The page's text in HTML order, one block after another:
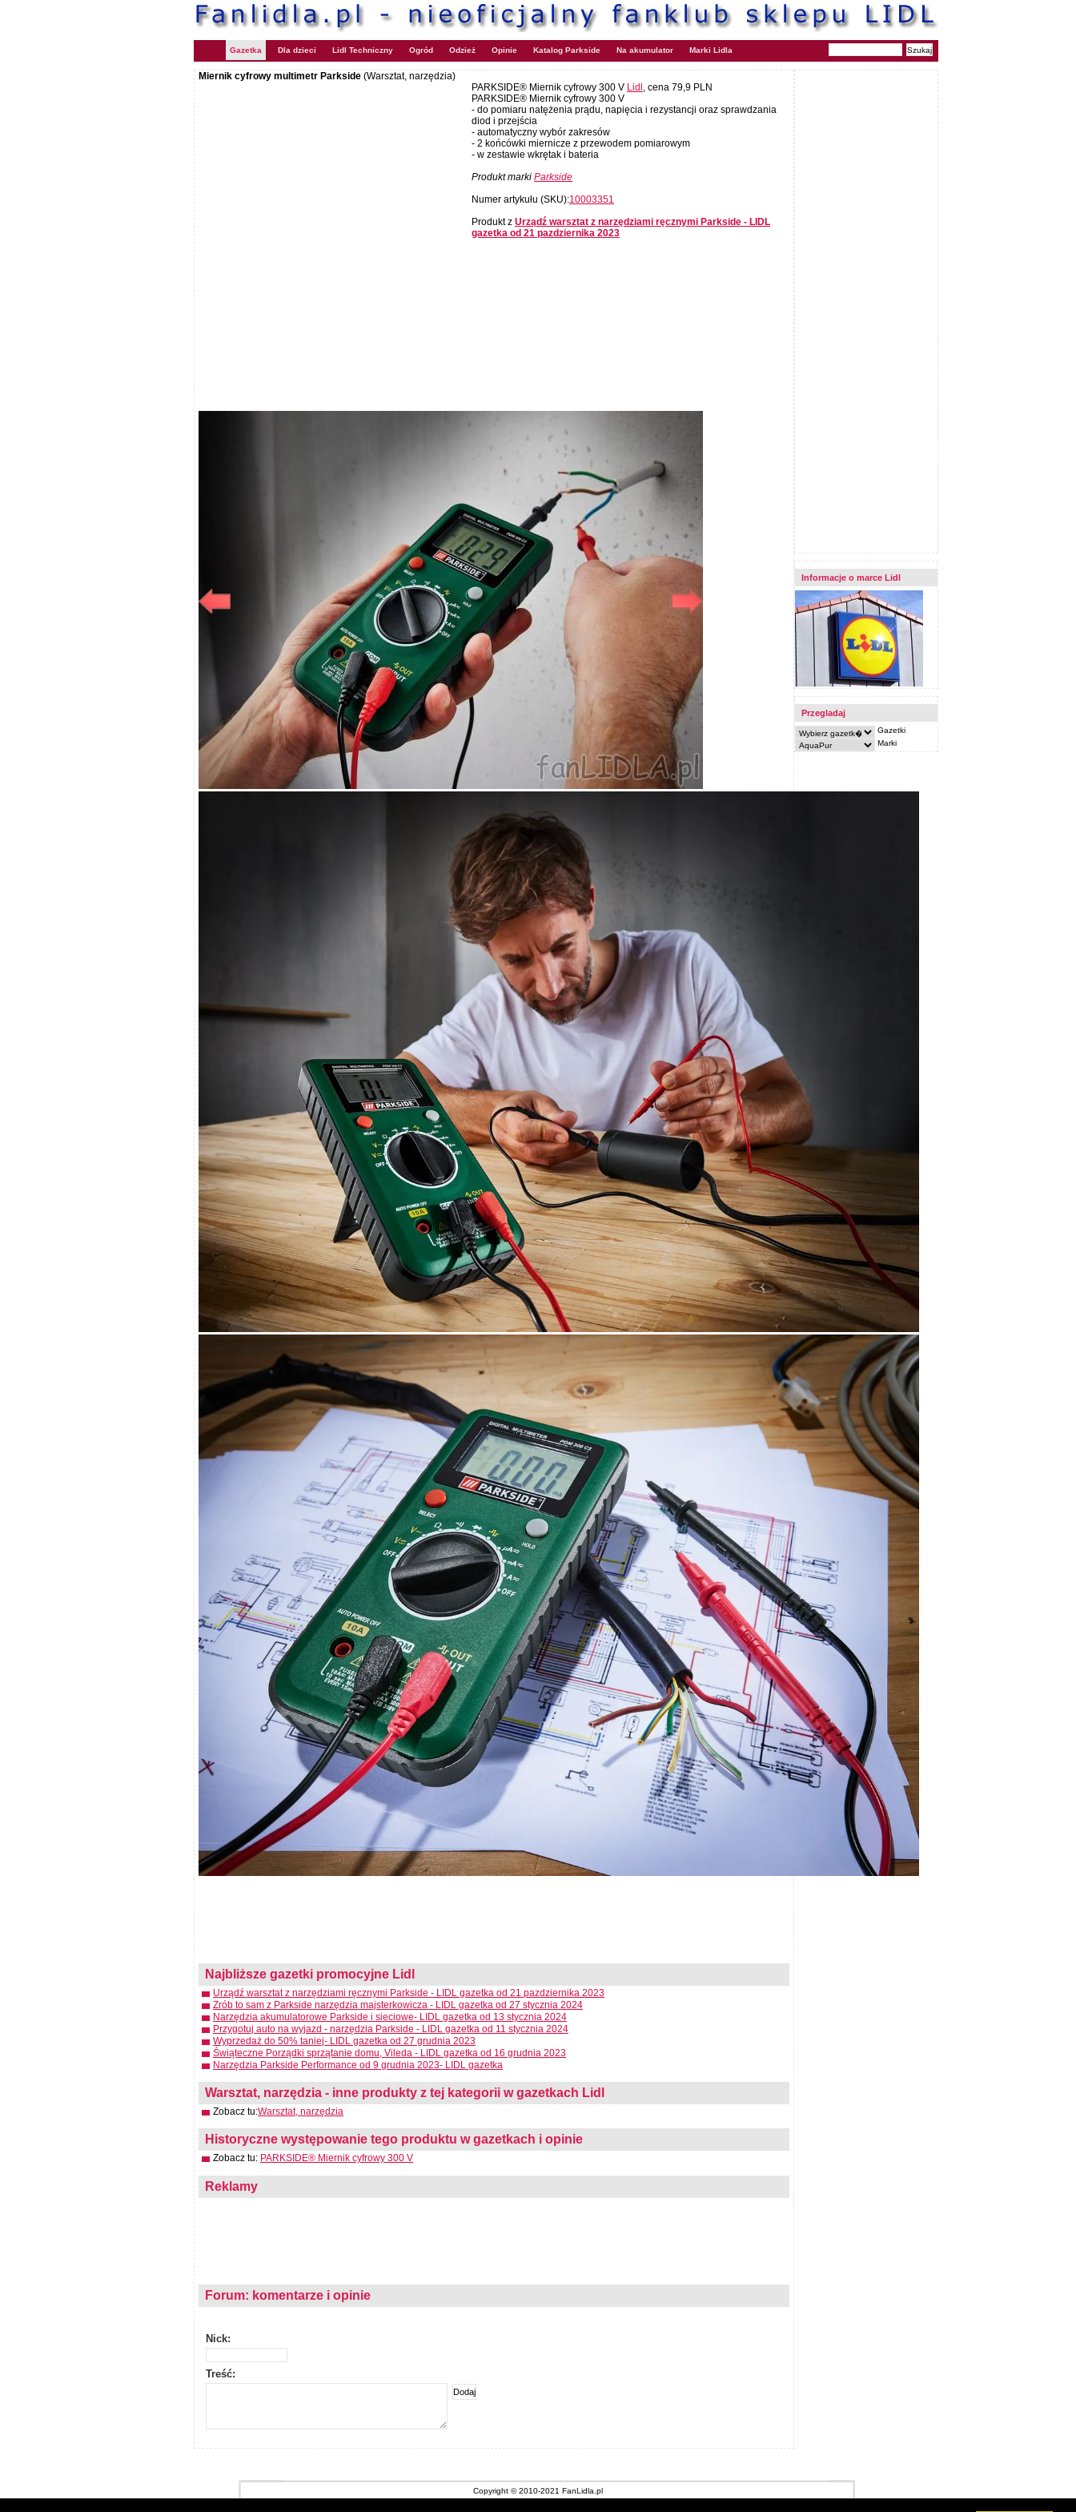
Gazetka Dla dzieci Lidl Techniczny Ogród Odzież Opinie Katalog Parkside Na akumulator Marki Lidla
Miernik cyfrowy multimetr Parkside (Warsztat, narzędzia)
PARKSIDE® Miernik cyfrowy 300 V Lidl , cena 79,9 PLN
PARKSIDE® Miernik cyfrowy 300 V
- do pomiaru natężenia prądu, napięcia i rezystancji oraz sprawdzania
diod i przejścia
- automatyczny wybór zakresów
- 2 końcówki miernicze z przewodem pomiarowym
- w zestawie wkrętak i bateria
Produkt marki Parkside
Numer artykułu (SKU):10003351
Produkt z Urządź warsztat z narzędziami ręcznymi Parkside - LIDL
gazetka od 21 pazdziernika 2023
Najbliższe gazetki promocyjne Lidl
Urządź warsztat z narzędziami ręcznymi Parkside - LIDL gazetka od 21 pazdziernika 2023
Zrób to sam z Parkside narzędzia majsterkowicza - LIDL gazetka od 27 stycznia 2024
Narzędzia akumulatorowe Parkside i sieciowe- LIDL gazetka od 13 stycznia 2024
Przygotuj auto na wyjazd - narzędzia Parkside - LIDL gazetka od 11 stycznia 2024
Wyprzedaż do 50% taniej- LIDL gazetka od 27 grudnia 2023
Świąteczne Porządki sprzątanie domu, Vileda - LIDL gazetka od 16 grudnia 2023
Narzędzia Parkside Performance od 9 grudnia 2023- LIDL gazetka
Warsztat, narzędzia - inne produkty z tej kategorii w gazetkach Lidl
Zobacz tu:Warsztat, narzędzia
Historyczne występowanie tego produktu w gazetkach i opinie
Zobacz tu: PARKSIDE® Miernik cyfrowy 300 V
Reklamy
Forum: komentarze i opinie
Nick:
Treść:
Informacje o marce Lidl
Przegladaj
Gazetki
Marki
Copyright © 2010-2021 FanLidla.pl